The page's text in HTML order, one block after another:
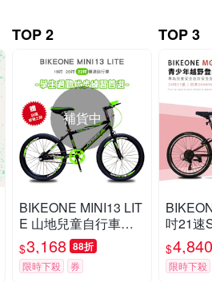
TOP 2
補貨中
BIKEONE MINI13 LIT
E 山地兒童自行車男
孩6-15歲小孩青少年
22吋單速自行車學生
通勤代步練習首選單
$3,168 88折
限時下殺 券
TOP 3
吋21速
變合
山車堅
控行進
$4,840
限時下殺